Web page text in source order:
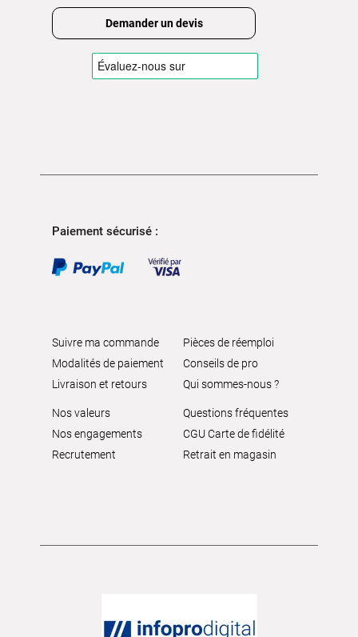
Demander un devis
Paiement sécurisé :
Suivre ma commande
Modalités de paiement
Livraison et retours
Pièces de réemploi
Conseils de pro
Qui sommes-nous ?
Nos valeurs
Nos engagements
Recrutement
Questions fréquentes
CGU Carte de fidélité
Retrait en magasin